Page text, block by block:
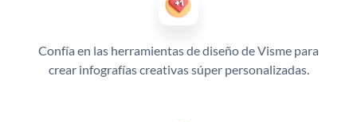
Confía en las herramientas de diseño de Visme para
crear infografías creativas súper personalizadas.